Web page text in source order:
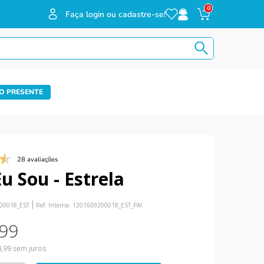
Faça login ou cadastre-se!
0
PRESENTE
28 avaliações
Sou - Estrela
Ref. Interna: 1201609200018_EST_PAI
99
,99 sem juros